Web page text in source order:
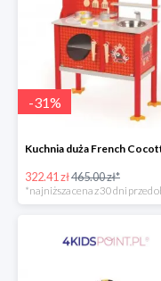
-31%
322.41 zł465.00 zł*